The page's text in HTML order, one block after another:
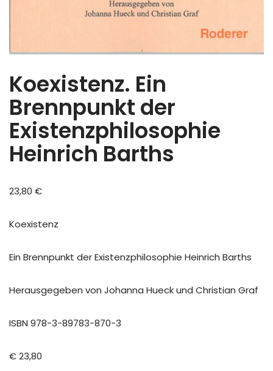
Koexistenz. Ein
Brennpunkt der
Existenzphilosophie
Heinrich Barths
23,80 €
Koexistenz
Ein Brennpunkt der Existenzphilosophie Heinrich Barths
Herausgegeben von Johanna Hueck und Christian Graf
ISBN 978-3-89783-870-3
€ 23,80